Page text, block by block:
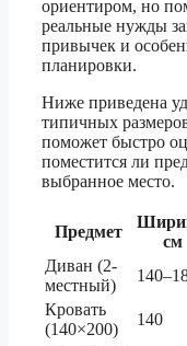
ориентиром, но
реальные нужды
привычек и
планировки.
Ниже приведена
типичных
поможет быстро
поместится ли
выбранное место.
Предмет
см
Диван (2-
местный)
Кровать
(140×200)
140